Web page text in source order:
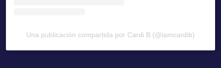
Una publicación compartida por Cardi B (@iamcardib)